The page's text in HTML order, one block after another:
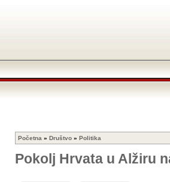
Početna » Društvo » Politika
Pokolj Hrvata u Alžiru